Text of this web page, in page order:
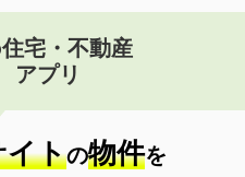
宅・不動産
アプリ
イトの物件を